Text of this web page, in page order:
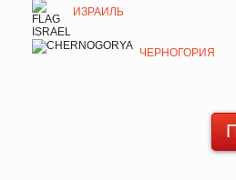
ИЗРАИЛЬ
ЧЕРНОГОРИЯ